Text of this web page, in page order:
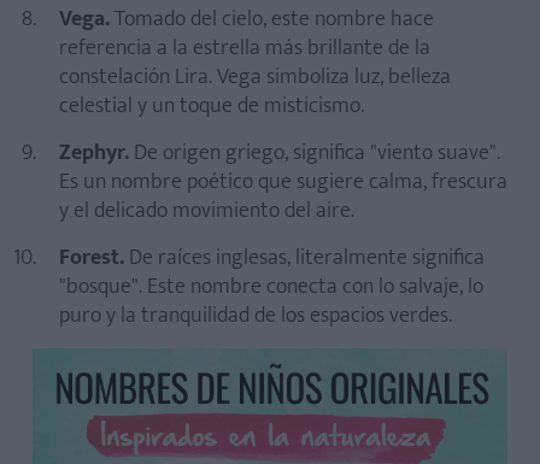
Vega.Tomado del cielo, este nombre hace
referencia a la estrella más brillante de la
constelación Lira. Vega simboliza luz, belleza
celestial y un toque de misticismo.
Zephyr.De origen griego, significa "viento suave".
Es un nombre poético que sugiere calma, frescura
y el delicado movimiento del aire.
Forest.De raíces inglesas, literalmente significa
"bosque". Este nombre conecta con lo salvaje, lo
puro y la tranquilidad de los espacios verdes.